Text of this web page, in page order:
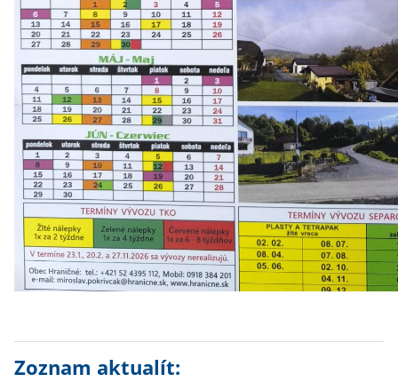
Zoznam aktualít: